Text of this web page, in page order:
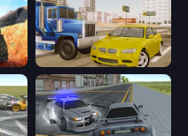
Crazy Car Stunts